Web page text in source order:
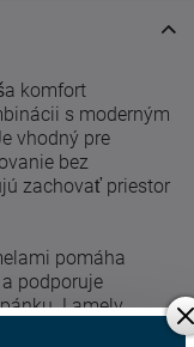
komfort
s moderným
vhodný pre
bez
zachovať priestor
pomáha
podporuje
Lamely